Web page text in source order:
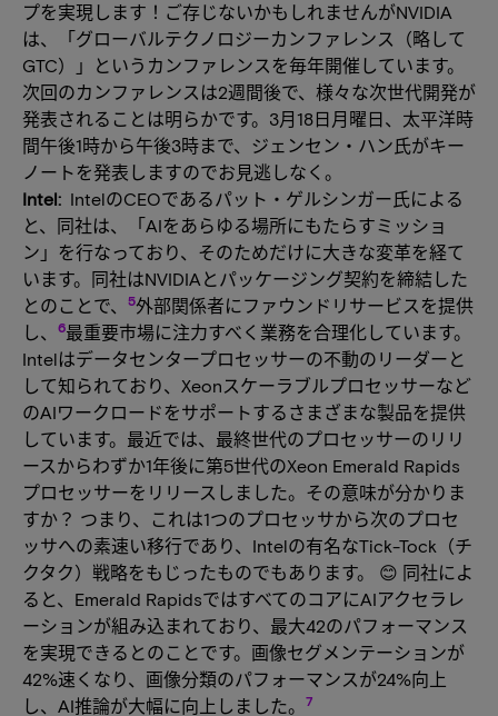
プを実現します！ご存じないかもしれませんがNVIDIA
は、「グローバルテクノロジーカンファレンス（略して
GTC）」というカンファレンスを毎年開催しています。
次回のカンファレンスは2週間後で、様々な次世代開発が
発表されることは明らかです。3月18日月曜日、太平洋時
間午後1時から午後3時まで、ジェンセン・ハン氏がキー
ノートを発表しますのでお見逃しなく。
Intel: IntelのCEOであるパット・ゲルシンガー氏による
と、同社は、「AIをあらゆる場所にもたらすミッショ
ン」を行なっており、そのためだけに大きな変革を経て
います。同社はNVIDIAとパッケージング契約を締結した
とのことで、
5外部関係者にファウンドリサービスを提供
し、
6最重要市場に注力すべく業務を合理化しています。
Intelはデータセンタープロセッサーの不動のリーダーと
して知られており、Xeonスケーラブルプロセッサーなど
のAIワークロードをサポートするさまざまな製品を提供
しています。最近では、最終世代のプロセッサーのリリ
ースからわずか1年後に第5世代のXeon Emerald Rapids
プロセッサーをリリースしました。その意味が分かりま
すか？ つまり、これは1つのプロセッサから次のプロセ
ッサへの素速い移行であり、Intelの有名なTick-Tock（チ
クタク）戦略をもじったものでもあります。 😊 同社によ
ると、Emerald RapidsではすべてのコアにAIアクセラレ
ーションが組み込まれており、最大42のパフォーマンス
を実現できるとのことです。画像セグメンテーションが
42%速くなり、画像分類のパフォーマンスが24%向上
し、AI推論が大幅に向上しました。
7